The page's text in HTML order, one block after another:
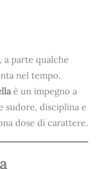
, a parte qualche
nel tempo.
è un impegno a
sudore, disciplina e
dose di carattere.